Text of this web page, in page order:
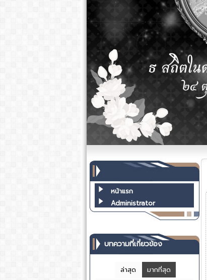
หน้าแรก
Administrator
บทความที่เกี่ยวข้อง
ล่าสุด
มากที่สุด